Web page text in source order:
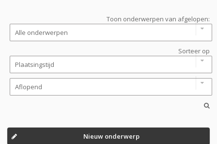
Toon onderwerpen van afgelopen:
Sorteer op
Nieuw onderwerp